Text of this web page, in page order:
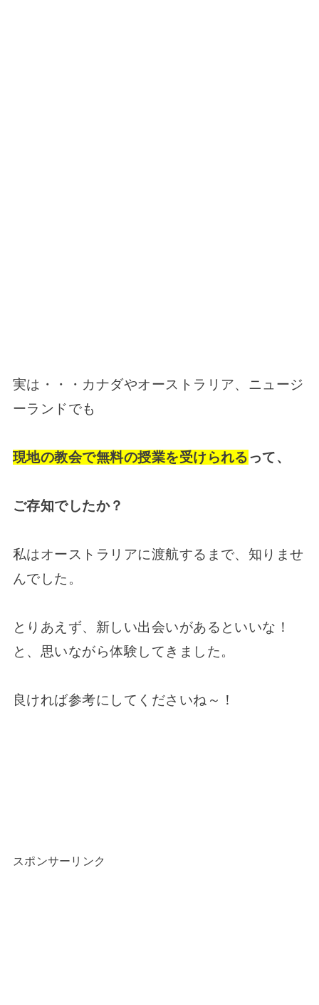
実は・・・カナダやオーストラリア、ニュージ
ーランドでも
現地の教会で無料の授業を受けられるって、
ご存知でしたか？
私はオーストラリアに渡航するまで、知りませ
んでした。
とりあえず、新しい出会いがあるといいな！
と、思いながら体験してきました。
良ければ参考にしてくださいね～！
スポンサーリンク